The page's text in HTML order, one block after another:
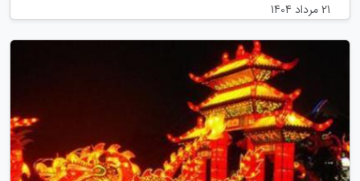
21 مرداد 1404